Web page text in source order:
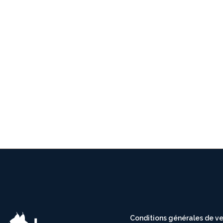
Conditions générales de